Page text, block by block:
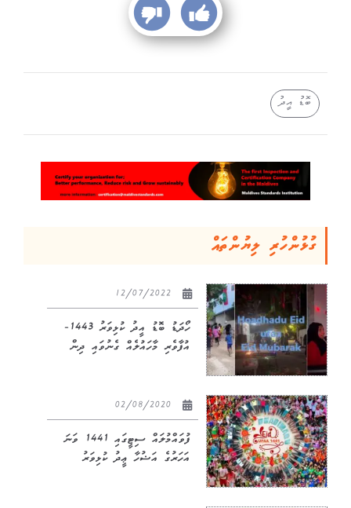
ބޮޑު އީދު
ގުޅުންހުރި ލިޔުންތައް
ހޯދަޑު ބޮޑު އީދު ކުޅިވަރު 1443-
އުފާވެރި މާހައުލެއް ގެނުވައި ދިން
ފުވައްމުލައް ސިޓީގައި 1441 ވަނަ
އަހަރުގެ އަޟުހާ ޢީދު ކުޅިވަރު